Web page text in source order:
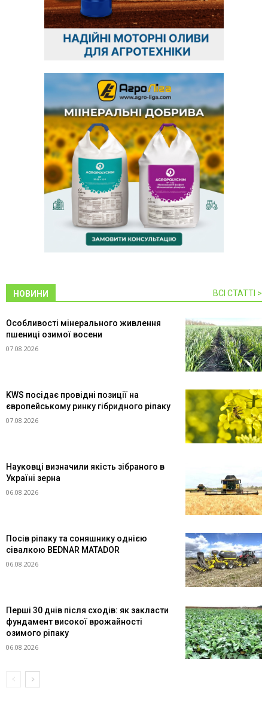
НОВИНИ ВСІ СТАТТІ >
Особливості мінерального живлення
пшениці озимої восени
07.08.2026
KWS посідає провідні позиції на
європейському ринку гібридного ріпаку
07.08.2026
Науковці визначили якість зібраного в
Україні зерна
06.08.2026
Посів ріпаку та соняшнику однією
сівалкою BEDNAR MATADOR
06.08.2026
Перші 30 днів після сходів: як закласти
фундамент високої врожайності
озимого ріпаку
06.08.2026